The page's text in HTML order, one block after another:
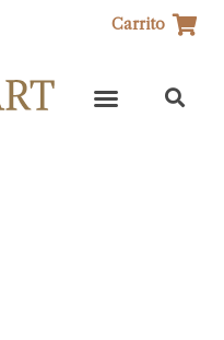
Carrito